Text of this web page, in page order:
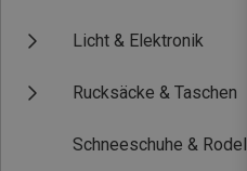
Licht & Elektronik
Rucksäcke & Taschen
Schneeschuhe & Rodel